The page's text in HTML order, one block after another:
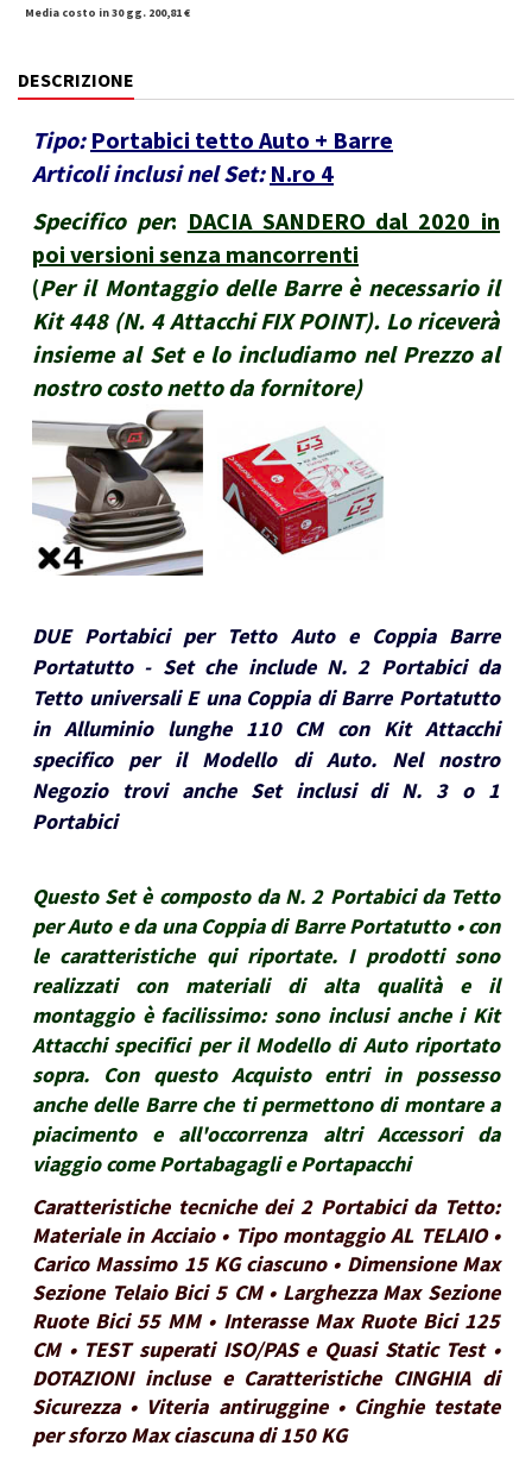
Media costo in 30 gg. 200,81 €
DESCRIZIONE
Tipo: Portabici tetto Auto + Barre
Articoli inclusi nel Set: N.ro 4
Specifico per: DACIA SANDERO dal 2020 in
poi versioni senza mancorrenti
(Per il Montaggio delle Barre è necessario il
Kit 448 (N. 4 Attacchi FIX POINT). Lo riceverà
insieme al Set e lo includiamo nel Prezzo al
nostro costo netto da fornitore)
DUE Portabici per Tetto Auto e Coppia Barre
Portatutto - Set che include N. 2 Portabici da
Tetto universali E una Coppia di Barre Portatutto
in Alluminio lunghe 110 CM con Kit Attacchi
specifico per il Modello di Auto. Nel nostro
Negozio trovi anche Set inclusi di N. 3 o 1
Portabici
Questo Set è composto da N. 2 Portabici da Tetto
per Auto e da una Coppia di Barre Portatutto • con
le caratteristiche qui riportate. I prodotti sono
realizzati con materiali di alta qualità e il
montaggio è facilissimo: sono inclusi anche i Kit
Attacchi specifici per il Modello di Auto riportato
sopra. Con questo Acquisto entri in possesso
anche delle Barre che ti permettono di montare a
piacimento e all'occorrenza altri Accessori da
viaggio come Portabagagli e Portapacchi
Caratteristiche tecniche dei 2 Portabici da Tetto:
Materiale in Acciaio • Tipo montaggio AL TELAIO •
Carico Massimo 15 KG ciascuno • Dimensione Max
Sezione Telaio Bici 5 CM • Larghezza Max Sezione
Ruote Bici 55 MM • Interasse Max Ruote Bici 125
CM • TEST superati ISO/PAS e Quasi Static Test •
DOTAZIONI incluse e Caratteristiche CINGHIA di
Sicurezza • Viteria antiruggine • Cinghie testate
per sforzo Max ciascuna di 150 KG